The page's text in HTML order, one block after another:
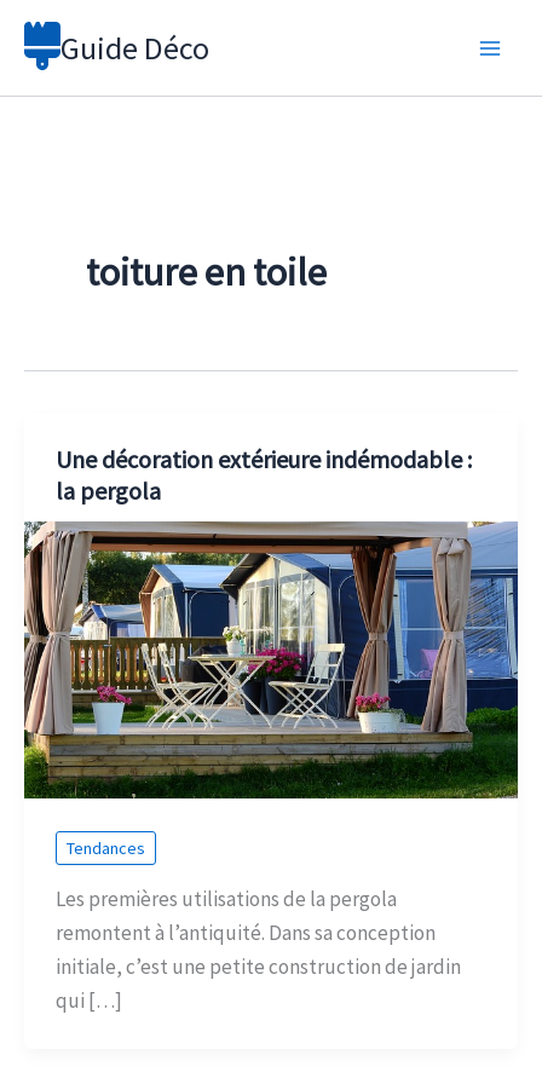
Aller
Guide Déco
toiture en toile
Une décoration extérieure indémodable :
la pergola
Tendances
Les premières utilisations de la pergola
remontent à l’antiquité. Dans sa conception
initiale, c’est une petite construction de jardin
qui […]